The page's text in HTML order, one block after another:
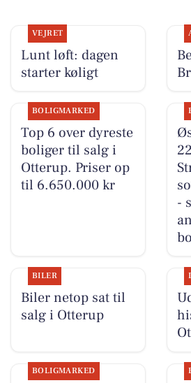
VEJRET
Lunt løft: dagen
starter køligt
BOLIGMARKED
Top 6 over dyreste
boliger til salg i
Otterup. Priser op
til 6.650.000 kr
-
BILER
Biler netop sat til
salg i Otterup
BOLIGMARKED